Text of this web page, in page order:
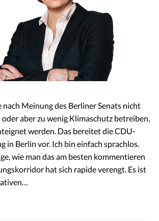
Meinung des Berliner Senats nicht
aber zu wenig Klimaschutz betreiben,
werden. Das bereitet die CDU-
in Berlin vor. Ich bin einfach sprachlos.
wie man das am besten kommentieren
hat sich rapide verengt. Es ist